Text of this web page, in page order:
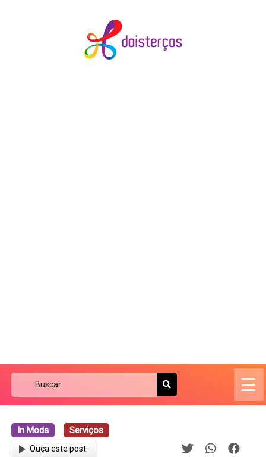
☰
In Moda Serviços
Ouça este post.